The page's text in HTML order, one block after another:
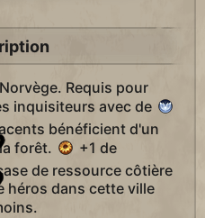
Requis pour
inquisiteurs avec de
bénéficient d'un
forêt.
+1 de
de ressource côtière
héros dans cette ville